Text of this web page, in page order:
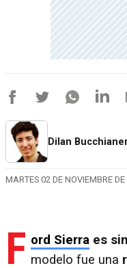
Dilan
MARTES 02 DE NOVIEMBRE DE
F ord Sierra es
modelo fue una